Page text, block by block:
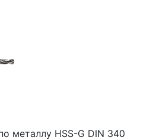
металлу HSS-G DIN 340